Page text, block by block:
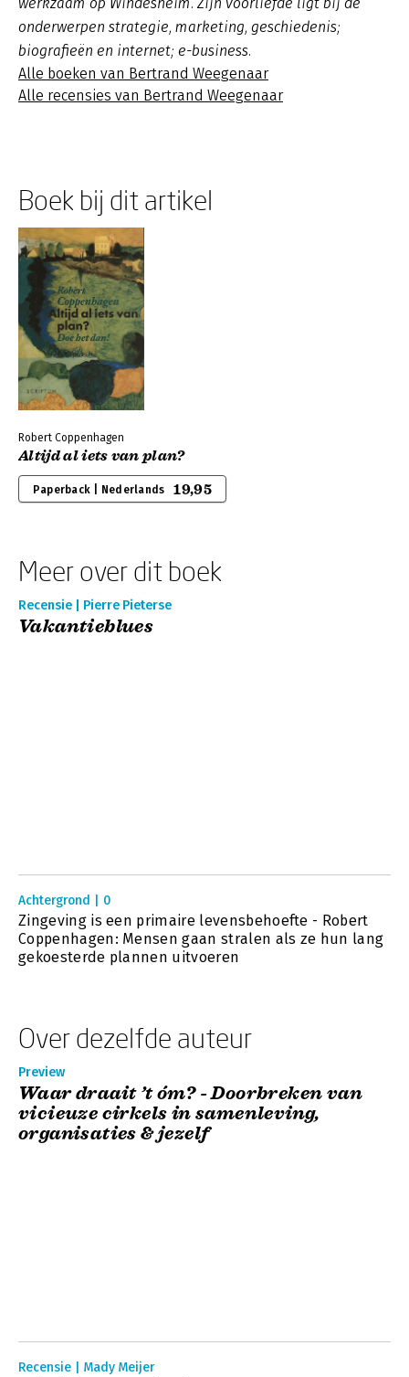
onderwerpen strategie, marketing, geschiedenis;
biografieën en internet; e-business.
Alle boeken van Bertrand Weegenaar
Alle recensies van Bertrand Weegenaar
Boek bij dit artikel
Robert Coppenhagen
Altijd al iets van plan?
Paperback | Nederlands 19,95
Meer over dit boek
Recensie | Pierre Pieterse
Vakantieblues
Achtergrond | 0
Zingeving is een primaire levensbehoefte - Robert
Coppenhagen: Mensen gaan stralen als ze hun lang
gekoesterde plannen uitvoeren
Over dezelfde auteur
Preview
Waar draait ’t óm? - Doorbreken van
vicieuze cirkels in samenleving,
organisaties & jezelf
Recensie | Mady Meijer